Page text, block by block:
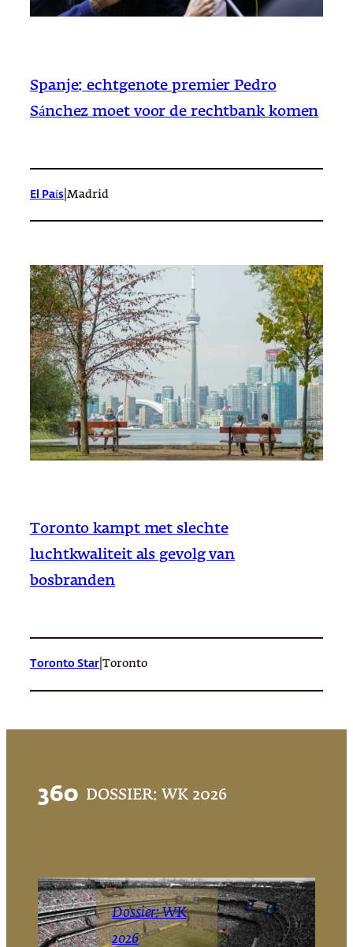
Spanje: echtgenote premier Pedro
Sánchez moet voor de rechtbank komen
El País Madrid
Toronto kampt met slechte
luchtkwaliteit als gevolg van
bosbranden
Toronto Star Toronto
360 DOSSIER: WK 2026
Dossier: WK
2026